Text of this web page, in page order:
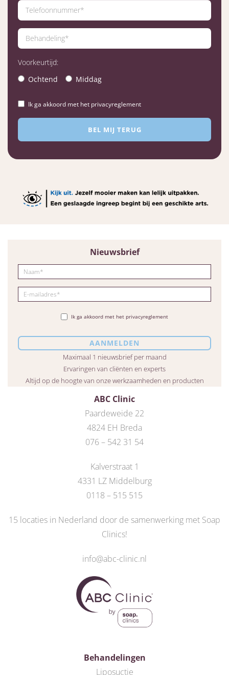
Voorkeurtijd:
Ochtend
Middag
Ik ga akkoord met het privacyreglement
ABC Clinic
Paardeweide 22
4824 EH Breda
076 – 542 31 54
Kalverstraat 1
4331 LZ Middelburg
0118 – 515 515
15 locaties in Nederland door de samenwerking met Soap
Clinics!
info@abc-clinic.nl
Behandelingen
Liposuctie
Nieuwsbrief
Ik ga akkoord met het privacyreglement
Maximaal 1 nieuwsbrief per maand
Ervaringen van cliënten en experts
Altijd op de hoogte van onze werkzaamheden en producten